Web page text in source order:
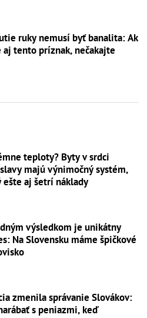
ruky nemusí byť banalita: Ak
aj tento príznak, nečakajte
teploty? Byty v srdci
majú výnimočný systém,
ešte aj šetrí náklady
výsledkom je unikátny
Na Slovensku máme špičkové
zmenila správanie Slovákov:
s peniazmi, keď